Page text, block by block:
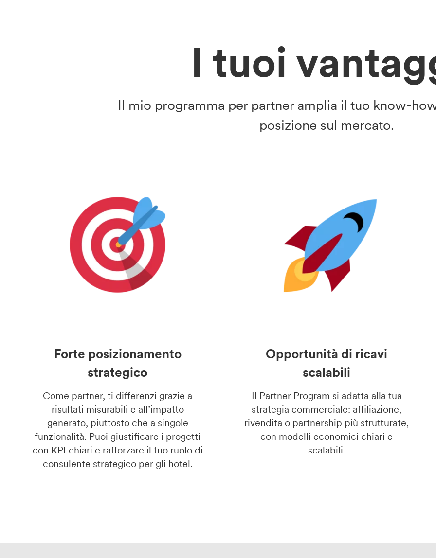
I tuoi
Il mio programma per partner amplia il tuo know-
posizione sul mercato.
Forte posizionamento
strategico
Come partner, ti differenzi grazie a
risultati misurabili e all’impatto
generato, piuttosto che a singole
funzionalità. Puoi giustificare i progetti
con KPI chiari e rafforzare il tuo ruolo di
consulente strategico per gli hotel.
Opportunità di ricavi
scalabili
Il Partner Program si adatta alla tua
strategia commerciale: affiliazione,
rivendita o partnership più strutturate,
con modelli economici chiari e
scalabili.